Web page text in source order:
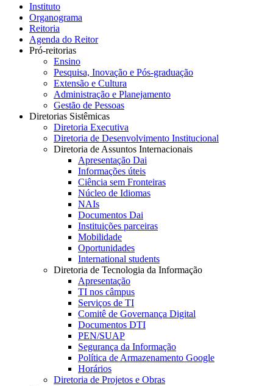
Instituto
Organograma
Reitoria
Agenda do Reitor
Pró-reitorias
Ensino
Pesquisa, Inovação e Pós-graduação
Extensão e Cultura
Administração e Planejamento
Gestão de Pessoas
Diretorias Sistêmicas
Diretoria Executiva
Diretoria de Desenvolvimento Institucional
Diretoria de Assuntos Internacionais
Apresentação Dai
Informações úteis
Ciência sem Fronteiras
Núcleo de Idiomas
NAIs
Documentos Dai
Instituições parceiras
Mobilidade
Oportunidades
International students
Diretoria de Tecnologia da Informação
Apresentação
TI nos câmpus
Serviços de TI
Comitê de Governança Digital
Documentos DTI
PEN/SUAP
Segurança da Informação
Política de Armazenamento Google
Horários
Diretoria de Projetos e Obras